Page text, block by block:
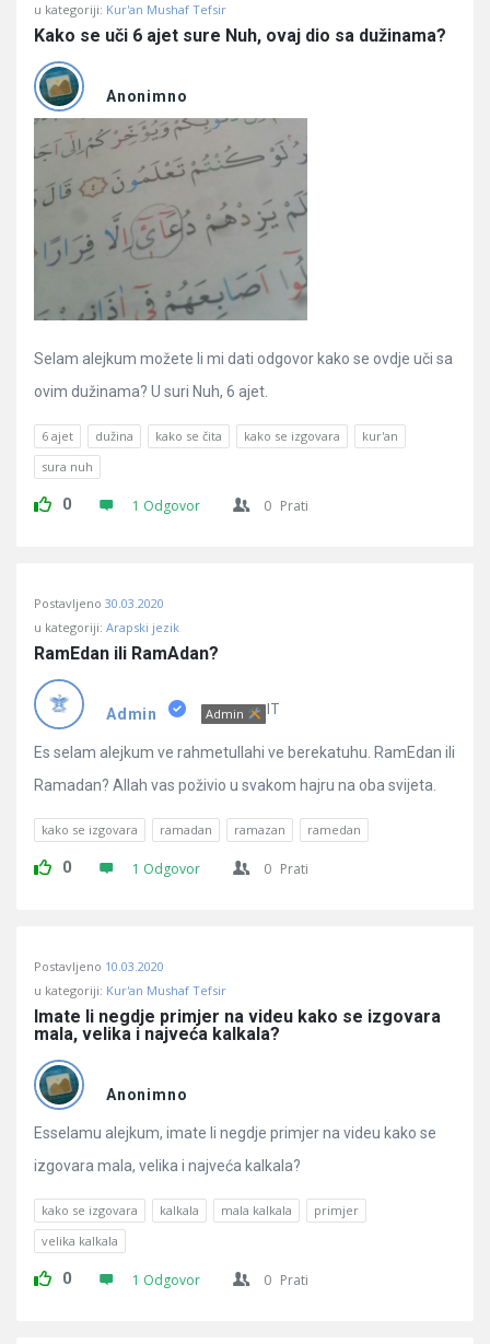
u kategoriji: Kur'an Mushaf Tefsir
Kako se uči 6 ajet sure Nuh, ovaj dio sa dužinama?
Anonimno
Selam alejkum možete li mi dati odgovor kako se ovdje uči sa
ovim dužinama? U suri Nuh, 6 ajet.
6 ajet dužina kako se čita kako se izgovara
kur'an
sura nuh
0 1 Odgovor 0 Prati
Postavljeno 30.03.2020
u kategoriji: Arapski jezik
RamEdan ili RamAdan?
Admin Admin IT
Es selam alejkum ve rahmetullahi ve berekatuhu. RamEdan ili
Ramadan? Allah vas poživio u svakom hajru na oba svijeta.
kako se izgovara ramadan ramazan ramedan
0 1 Odgovor 0 Prati
Postavljeno 10.03.2020
u kategoriji: Kur'an Mushaf Tefsir
Imate li negdje primjer na videu kako se izgovara
mala, velika i najveća kalkala?
Anonimno
Esselamu alejkum, imate li negdje primjer na videu kako se
izgovara mala, velika i najveća kalkala?
kako se izgovara kalkala mala kalkala
primjer
velika kalkala
0 1 Odgovor 0 Prati